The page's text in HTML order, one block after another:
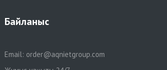
Байланыс
Email: order@aqnietgroup.com